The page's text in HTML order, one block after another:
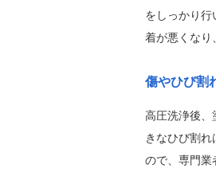
をしっかり行
着が悪くなり
傷やひび割
高圧洗浄後、
きなひび割
ので、専門業